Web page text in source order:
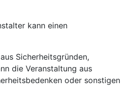
kann einen
Sicherheitsgründen,
die Veranstaltung aus
oder sonstigen